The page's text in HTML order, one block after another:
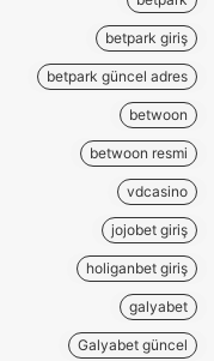
betpark giriş
betpark güncel adres
betwoon
betwoon resmi
vdcasino
jojobet giriş
holiganbet giriş
galyabet
Galyabet güncel